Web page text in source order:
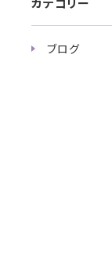
ブログ